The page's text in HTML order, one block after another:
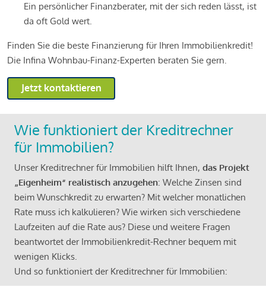
Ein persönlicher Finanzberater, mit der sich reden lässt, ist
da oft Gold wert.
Finden Sie die beste Finanzierung für Ihren Immobilienkredit!
Die Infina Wohnbau-Finanz-Experten beraten Sie gern.
Jetzt kontaktieren
Wie funktioniert der Kreditrechner
für Immobilien?
Unser Kreditrechner für Immobilien hilft Ihnen, das Projekt
„Eigenheim“ realistisch anzugehen: Welche Zinsen sind
beim Wunschkredit zu erwarten? Mit welcher monatlichen
Rate muss ich kalkulieren? Wie wirken sich verschiedene
Laufzeiten auf die Rate aus? Diese und weitere Fragen
beantwortet der Immobilienkredit-Rechner bequem mit
wenigen Klicks.
Und so funktioniert der Kreditrechner für Immobilien: